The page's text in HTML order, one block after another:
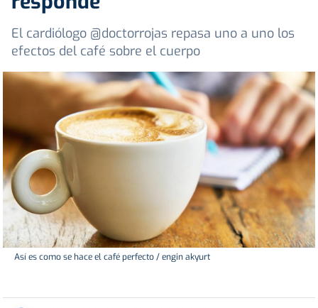
El cardiólogo @doctorrojas repasa uno a uno los
efectos del café sobre el cuerpo
Así es como se hace el café perfecto / engin akyurt